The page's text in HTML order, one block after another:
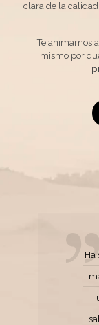
clara de la
¡Te animamos
mismo por
Ha